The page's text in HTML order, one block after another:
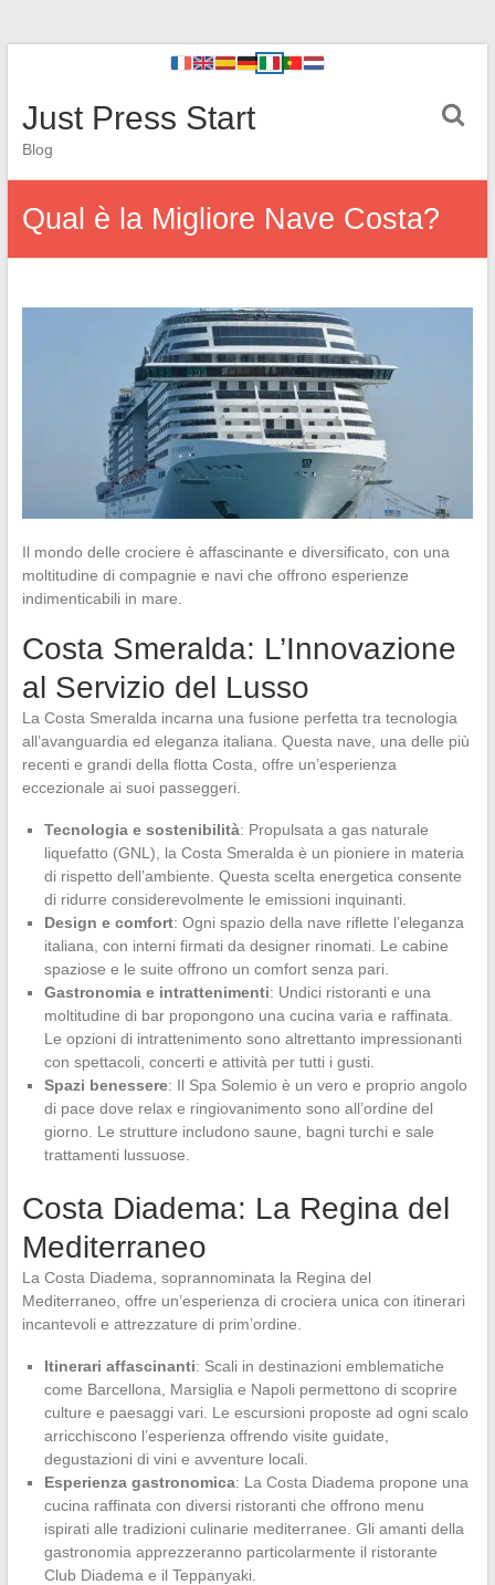
Just Press Start
Blog
Qual è la Migliore Nave Costa?
Il mondo delle crociere è affascinante e diversificato, con una
moltitudine di compagnie e navi che offrono esperienze
indimenticabili in mare.
Costa Smeralda: L’Innovazione
al Servizio del Lusso
La Costa Smeralda incarna una fusione perfetta tra tecnologia
all’avanguardia ed eleganza italiana. Questa nave, una delle più
recenti e grandi della flotta Costa, offre un’esperienza
eccezionale ai suoi passeggeri.
Tecnologia e sostenibilità: Propulsata a gas naturale
liquefatto (GNL), la Costa Smeralda è un pioniere in materia
di rispetto dell’ambiente. Questa scelta energetica consente
di ridurre considerevolmente le emissioni inquinanti.
Design e comfort: Ogni spazio della nave riflette l’eleganza
italiana, con interni firmati da designer rinomati. Le cabine
spaziose e le suite offrono un comfort senza pari.
Gastronomia e intrattenimenti: Undici ristoranti e una
moltitudine di bar propongono una cucina varia e raffinata.
Le opzioni di intrattenimento sono altrettanto impressionanti
con spettacoli, concerti e attività per tutti i gusti.
Spazi benessere: Il Spa Solemio è un vero e proprio angolo
di pace dove relax e ringiovanimento sono all’ordine del
giorno. Le strutture includono saune, bagni turchi e sale
trattamenti lussuose.
Costa Diadema: La Regina del
Mediterraneo
La Costa Diadema, soprannominata la Regina del
Mediterraneo, offre un’esperienza di crociera unica con itinerari
incantevoli e attrezzature di prim’ordine.
Itinerari affascinanti: Scali in destinazioni emblematiche
come Barcellona, Marsiglia e Napoli permettono di scoprire
culture e paesaggi vari. Le escursioni proposte ad ogni scalo
arricchiscono l’esperienza offrendo visite guidate,
degustazioni di vini e avventure locali.
Esperienza gastronomica: La Costa Diadema propone una
cucina raffinata con diversi ristoranti che offrono menu
ispirati alle tradizioni culinarie mediterranee. Gli amanti della
gastronomia apprezzeranno particolarmente il ristorante
Club Diadema e il Teppanyaki.